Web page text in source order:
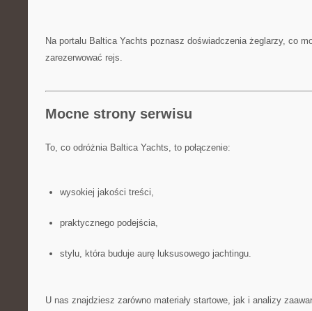
Na portalu Baltica Yachts poznasz doświadczenia żeglarzy, co
zarezerwować rejs.
Mocne strony serwisu
To, co odróżnia Baltica Yachts, to połączenie:
wysokiej jakości treści,
praktycznego podejścia,
stylu, która buduje aurę luksusowego jachtingu.
U nas znajdziesz zarówno materiały startowe, jak i analizy